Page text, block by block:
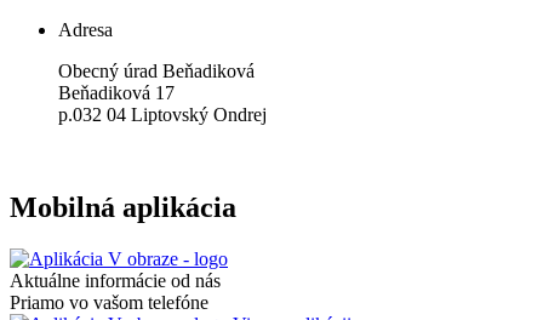
Adresa
Obecný úrad Beňadiková
​Beňadiková 17
p.032 04 Liptovský Ondrej
Mobilná aplikácia
Aktuálne informácie od nás
Priamo vo vašom telefóne